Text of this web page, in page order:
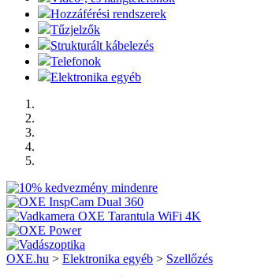
Hozzáférési rendszerek
Tűzjelzők
Strukturált kábelezés
Telefonok
Elektronika egyéb
OXE.hu > Elektronika egyéb > Szellőzés